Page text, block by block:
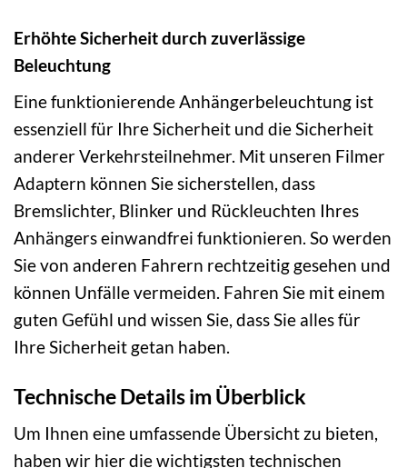
Erhöhte Sicherheit durch zuverlässige
Beleuchtung
Eine funktionierende Anhängerbeleuchtung ist
essenziell für Ihre Sicherheit und die Sicherheit
anderer Verkehrsteilnehmer. Mit unseren Filmer
Adaptern können Sie sicherstellen, dass
Bremslichter, Blinker und Rückleuchten Ihres
Anhängers einwandfrei funktionieren. So werden
Sie von anderen Fahrern rechtzeitig gesehen und
können Unfälle vermeiden. Fahren Sie mit einem
guten Gefühl und wissen Sie, dass Sie alles für
Ihre Sicherheit getan haben.
Technische Details im Überblick
Um Ihnen eine umfassende Übersicht zu bieten,
haben wir hier die wichtigsten technischen